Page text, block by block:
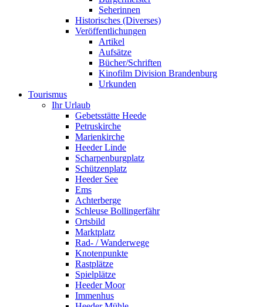
Seherinnen
Historisches (Diverses)
Veröffentlichungen
Artikel
Aufsätze
Bücher/Schriften
Kinofilm Division Brandenburg
Urkunden
Tourismus
Ihr Urlaub
Gebetsstätte Heede
Petruskirche
Marienkirche
Heeder Linde
Scharpenburgplatz
Schützenplatz
Heeder See
Ems
Achterberge
Schleuse Bollingerfähr
Ortsbild
Marktplatz
Rad- / Wanderwege
Knotenpunkte
Rastplätze
Spielplätze
Heeder Moor
Immenhus